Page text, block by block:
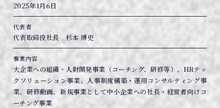
2025年1月6日
代表者
代表取締役社長 杉本 博史
事業内容
大企業への組織・人財開発事業（コーチング、研修等）、 HRテッ
クソリューション事業、人事制度構築・運用コンサルティング事
業、研修動画、新規事業として中小企業への社長・経営者向けコ
ーチング事業